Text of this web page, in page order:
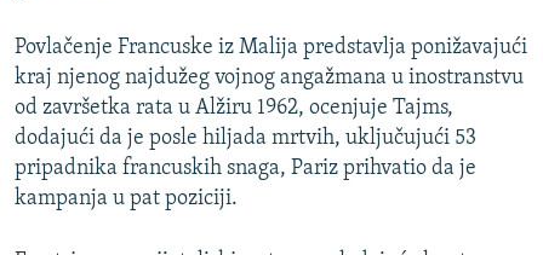
Povlačenje Francuske iz Malija predstavlja ponižavajući
kraj njenog najdužeg vojnog angažmana u inostranstvu
od završetka rata u Alžiru 1962, ocenjuje Tajms,
dodajući da je posle hiljada mrtvih, uključujući 53
pripadnika francuskih snaga, Pariz prihvatio da je
kampanja u pat poziciji.